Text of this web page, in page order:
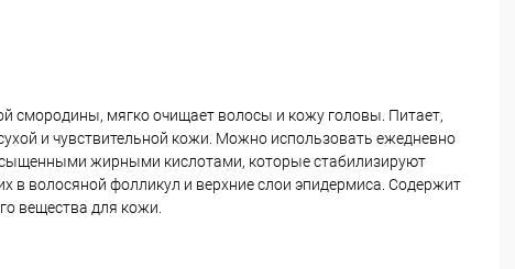
смородины, мягко очищает волосы и кожу головы. Питает,
и чувствительной кожи. Можно использовать ежедневно
жирными кислотами, которые стабилизируют
в волосяной фолликул и верхние слои эпидермиса. Содержит
вещества для кожи.